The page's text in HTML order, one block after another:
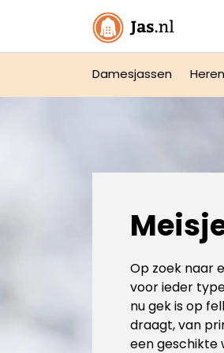
Damesjassen
Op zoek naar
voor ieder
nu gek is op
draagt, van
een geschikte